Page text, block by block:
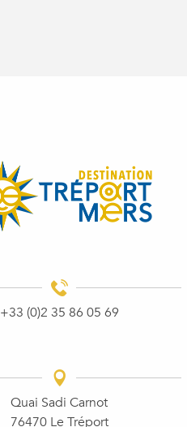
+33 (0)2 35 86 05 69
Quai Sadi Carnot
76470 Le Tréport